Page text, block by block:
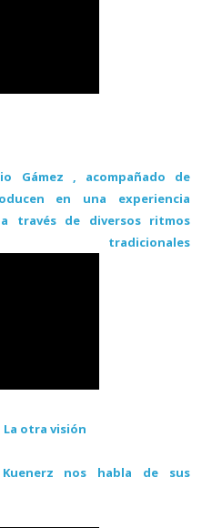
Gámez , acompañado de
en una experiencia
través de diversos ritmos
otra visión
nos habla de sus